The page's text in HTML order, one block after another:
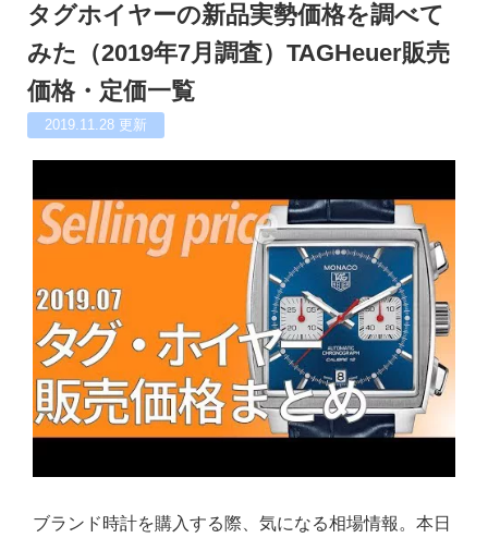
タグホイヤーの新品実勢価格を調べて
みた（2019年7月調査）TAGHeuer販売
価格・定価一覧
2019.11.28 更新
ブランド時計を購入する際、気になる相場情報。本日